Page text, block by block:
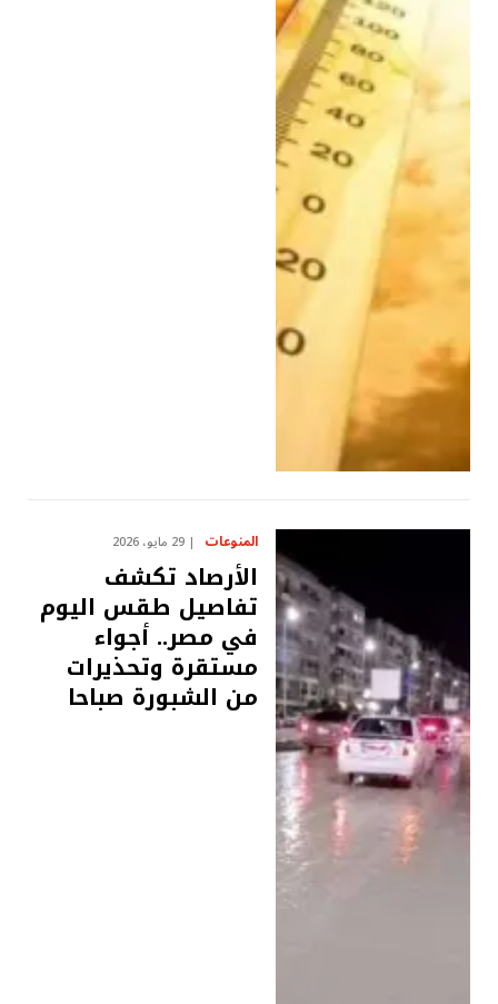
المنوعات 29 مايو، 2026
الأرصاد تكشف
تفاصيل طقس اليوم
في مصر.. أجواء
مستقرة وتحذيرات
من الشبورة صباحا